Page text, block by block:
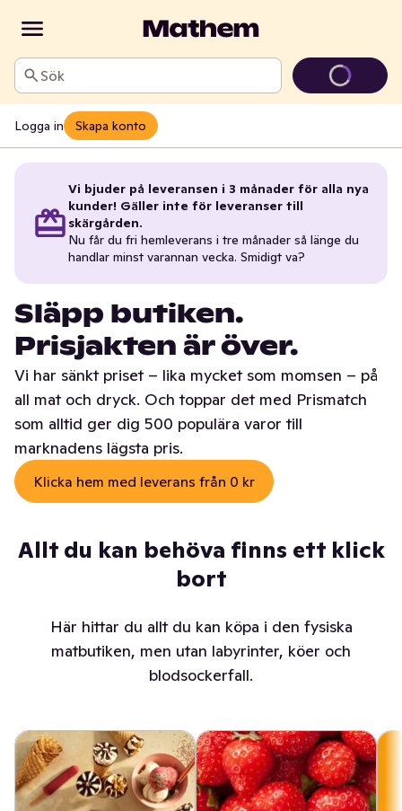
Sök
Logga in Skapa konto
Vi bjuder på leveransen i 3 månader för alla nya
kunder! Gäller inte för leveranser till
skärgården.
Nu får du fri hemleverans i tre månader så länge du
handlar minst varannan vecka. Smidigt va?
Släpp butiken.
Prisjakten är över.
Vi har sänkt priset – lika mycket som momsen – på
all mat och dryck. Och toppar det med Prismatch
som alltid ger dig 500 populära varor till
marknadens lägsta pris.
Klicka hem med leverans från 0 kr
Allt du kan behöva finns ett klick
bort
Här hittar du allt du kan köpa i den fysiska
matbutiken, men utan labyrinter, köer och
blodsockerfall.